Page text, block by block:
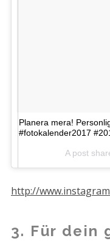
Planera mera!
#fotokalender2017
A post
http://
3. Für dein